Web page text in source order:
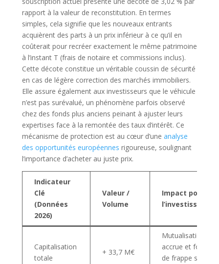
rapport à la valeur de reconstitution. En termes
simples, cela signifie que les nouveaux entrants
acquièrent des parts à un prix inférieur à ce qu’il en
coûterait pour recréer exactement le même patrimoine
à l’instant T (frais de notaire et commissions inclus).
Cette décote constitue un véritable coussin de sécurité
en cas de légère correction des marchés immobiliers.
Elle assure également aux investisseurs que le véhicule
n’est pas surévalué, un phénomène parfois observé
chez des fonds plus anciens peinant à ajuster leurs
expertises face à la remontée des taux d’intérêt. Ce
mécanisme de protection est au cœur d’une analyse
des opportunités européennes rigoureuse, soulignant
l’importance d’acheter au juste prix.
Indicateur
Clé
(Données
2026)
Valeur /
Volume
Impact pour
l’investisseur
Capitalisation
totale
+ 33,7 M€
Mutualisation
accrue et force
de frappe sur